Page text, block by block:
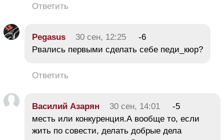
Ответить
Pegasus 30 сен, 12:25
-6
Рвались первыми сделать себе педи_кюр?
Ответить
Василий Азарян 30 сен, 14:01
-5
месть или конкуренция.А вообще то, если
жить по совести, делать добрые дела